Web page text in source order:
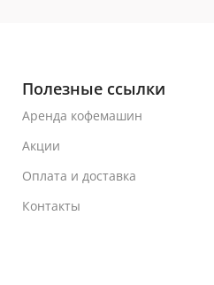
Полезные ссылки
Аренда кофемашин
Акции
Оплата и доставка
Контакты